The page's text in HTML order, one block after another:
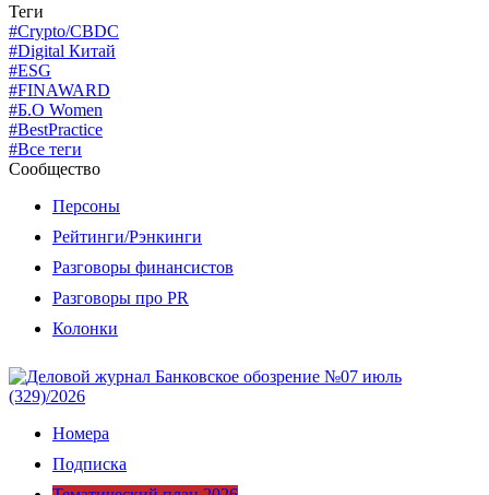
Теги
#Crypto/CBDC
#Digital Китай
#ESG
#FINAWARD
#Б.О Women
#BestPractice
#Все теги
Сообщество
Персоны
Рейтинги/Рэнкинги
Разговоры финансистов
Разговоры про PR
Колонки
Номера
Подписка